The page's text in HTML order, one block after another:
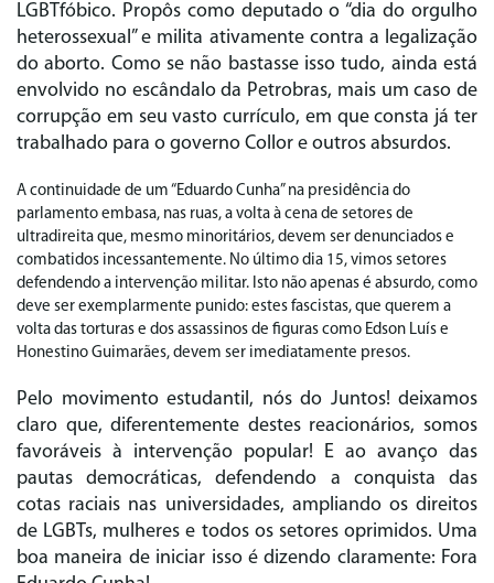
LGBTfóbico. Propôs como deputado o “dia do orgulho
heterossexual” e milita ativamente contra a legalização
do aborto. Como se não bastasse isso tudo, ainda está
envolvido no escândalo da Petrobras, mais um caso de
corrupção em seu vasto currículo, em que consta já ter
trabalhado para o governo Collor e outros absurdos.
A continuidade de um “Eduardo Cunha” na presidência do
parlamento embasa, nas ruas, a volta à cena de setores de
ultradireita que, mesmo minoritários, devem ser denunciados e
combatidos incessantemente. No último dia 15, vimos setores
defendendo a intervenção militar. Isto não apenas é absurdo, como
deve ser exemplarmente punido: estes fascistas, que querem a
volta das torturas e dos assassinos de figuras como Edson Luís e
Honestino Guimarães, devem ser imediatamente presos.
Pelo movimento estudantil, nós do Juntos! deixamos
claro que, diferentemente destes reacionários, somos
favoráveis à intervenção popular! E ao avanço das
pautas democráticas, defendendo a conquista das
cotas raciais nas universidades, ampliando os direitos
de LGBTs, mulheres e todos os setores oprimidos. Uma
boa maneira de iniciar isso é dizendo claramente: Fora